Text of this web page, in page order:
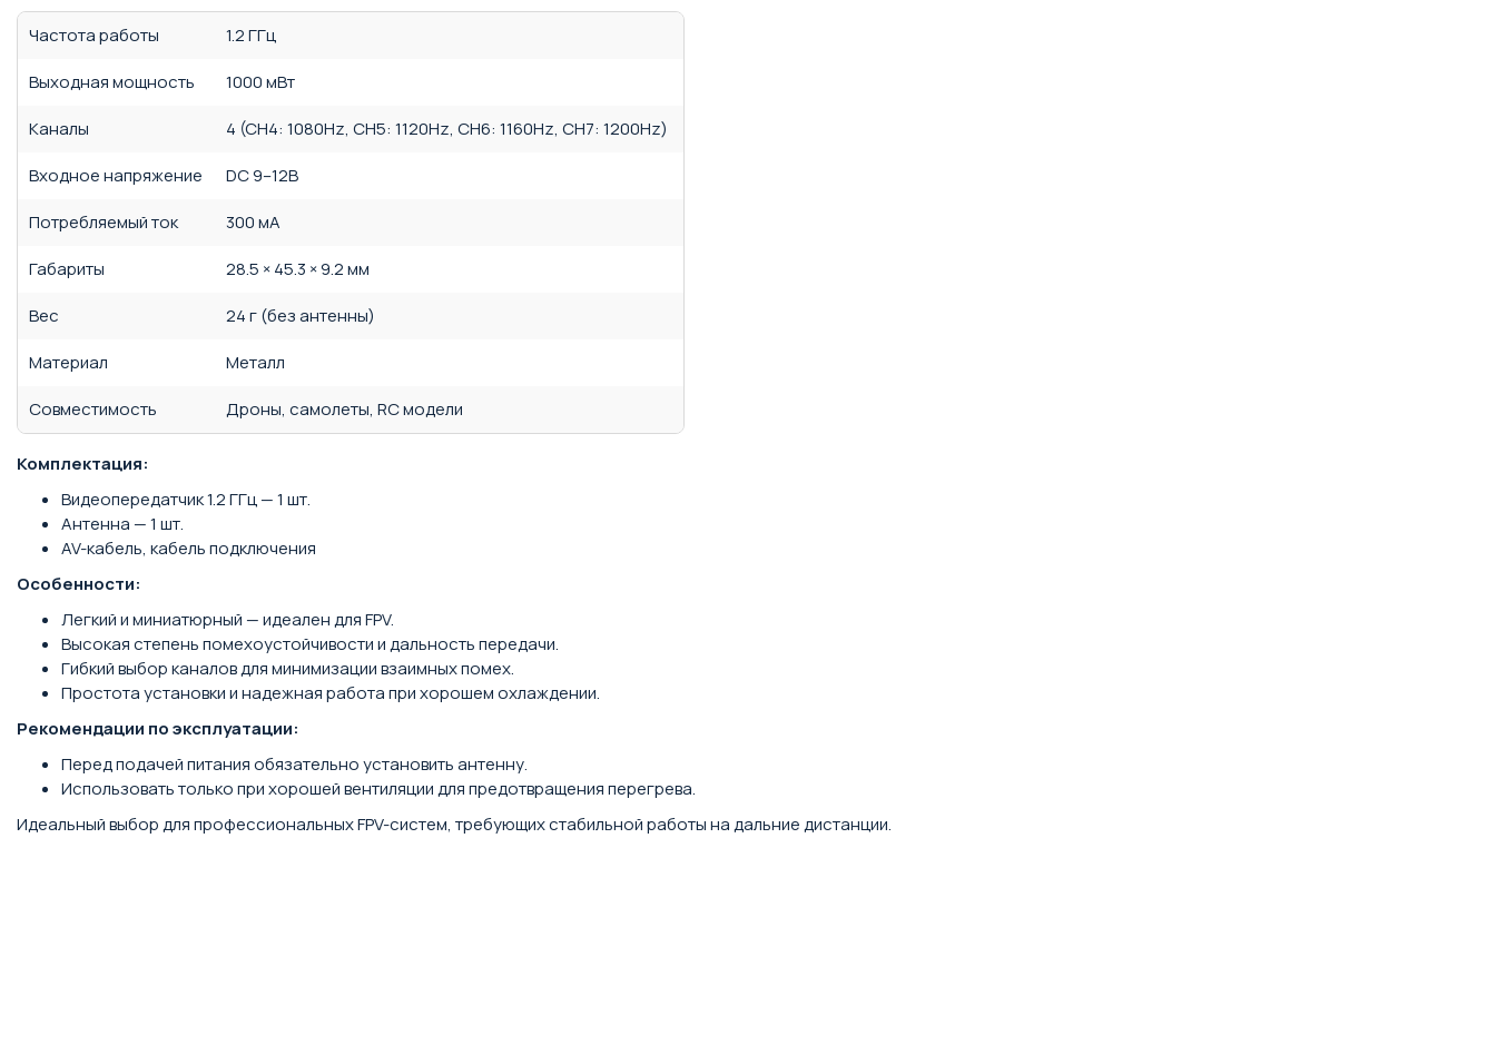
Частота работы
1.2 ГГц
Выходная мощность
1000 мВт
Каналы
4 (CH4: 1080Hz, CH5: 1120Hz, CH6: 1160Hz, CH7: 1200Hz)
Входное напряжение
DC 9–12В
Потребляемый ток
300 мА
Габариты
28.5 × 45.3 × 9.2 мм
Вес
24 г (без антенны)
Материал
Металл
Совместимость
Дроны, самолеты, RC модели
Комплектация:
Видеопередатчик 1.2 ГГц — 1 шт.
Антенна — 1 шт.
AV-кабель, кабель подключения
Особенности:
Легкий и миниатюрный — идеален для FPV.
Высокая степень помехоустойчивости и дальность передачи.
Гибкий выбор каналов для минимизации взаимных помех.
Простота установки и надежная работа при хорошем охлаждении.
Рекомендации по эксплуатации:
Перед подачей питания обязательно установить антенну.
Использовать только при хорошей вентиляции для предотвращения перегрева.
Идеальный выбор для профессиональных FPV-систем, требующих стабильной работы на дальние дистанции.